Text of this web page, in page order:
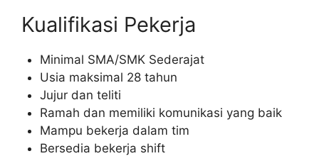
Kualifikasi Pekerja
Minimal SMA/SMK Sederajat
Usia maksimal 28 tahun
Jujur dan teliti
Ramah dan memiliki komunikasi yang baik
Mampu bekerja dalam tim
Bersedia bekerja shift